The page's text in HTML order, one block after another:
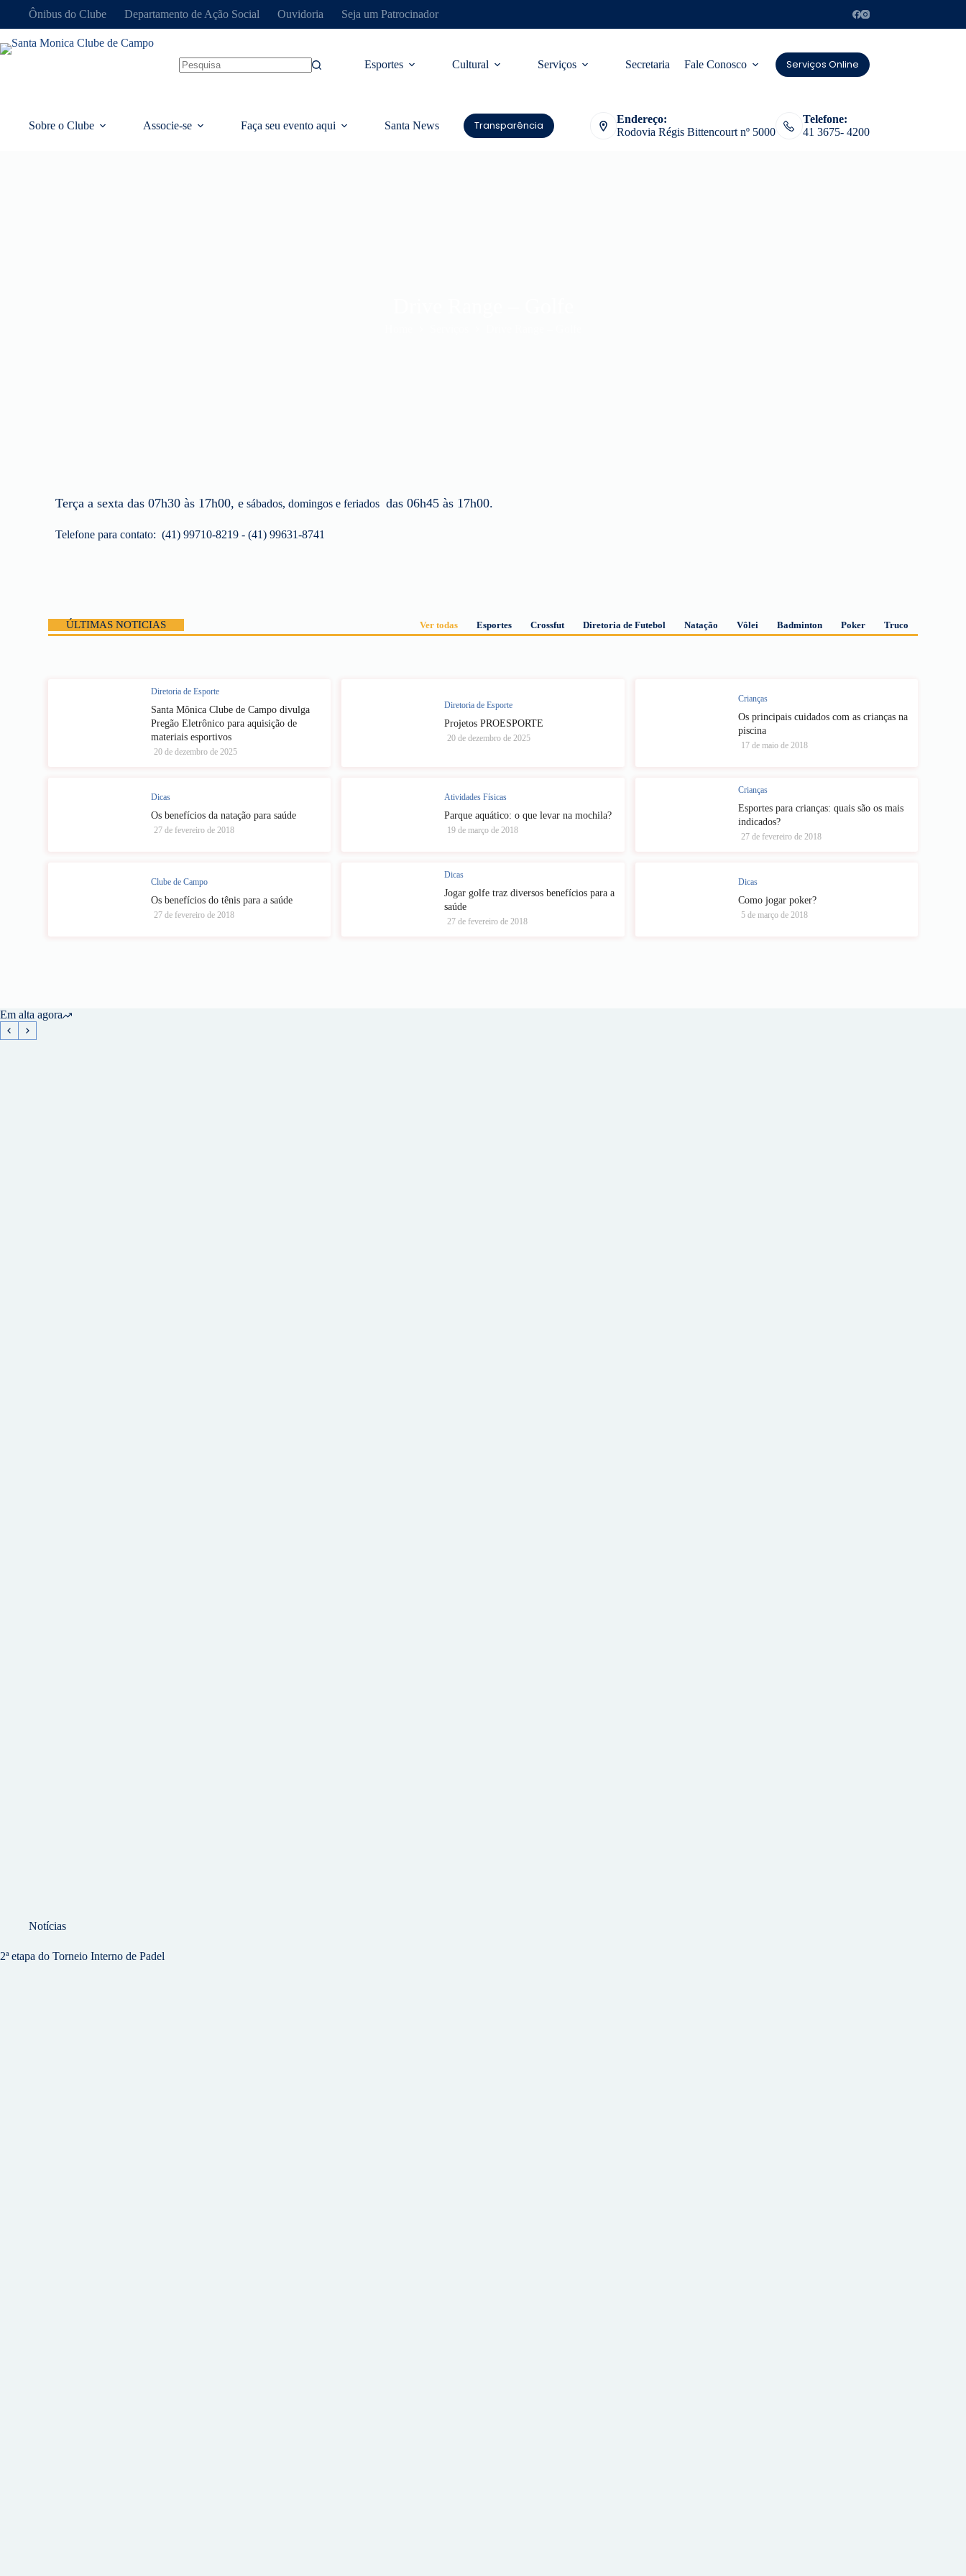
Ônibus do Clube Departamento de Ação Social Ouvidoria Seja um Patrocinador
Esportes Cultural Serviços Secretaria Fale Conosco Serviços Online
Sobre o Clube Associe-se Faça seu evento aqui Santa News Transparência
Endereço:
Rodovia Régis Bittencourt nº 5000
Telefone:
41 3675- 4200
Terça a sexta das 07h30 às 17h00, e sábados, domingos e feriados das 06h45 às 17h00.
Telefone para contato: (41) 99710-8219 - (41) 99631-8741
ÚLTIMAS NOTICIAS Ver todas Esportes Crossfut Diretoria de Futebol Natação Vôlei Badminton Poker Truco
Diretoria de Esporte
Santa Mônica Clube de Campo divulga
Pregão Eletrônico para aquisição de
materiais esportivos
20 de dezembro de 2025
Diretoria de Esporte
Projetos PROESPORTE
20 de dezembro de 2025
Crianças
Os principais cuidados com as crianças na
piscina
17 de maio de 2018
Dicas
Os benefícios da natação para saúde
27 de fevereiro de 2018
Atividades Físicas
Parque aquático: o que levar na mochila?
19 de março de 2018
Crianças
Esportes para crianças: quais são os mais
indicados?
27 de fevereiro de 2018
Clube de Campo
Os benefícios do tênis para a saúde
27 de fevereiro de 2018
Dicas
Jogar golfe traz diversos benefícios para a
saúde
27 de fevereiro de 2018
Dicas
Como jogar poker?
5 de março de 2018
Em alta agora
Notícias
2ª etapa do Torneio Interno de Padel